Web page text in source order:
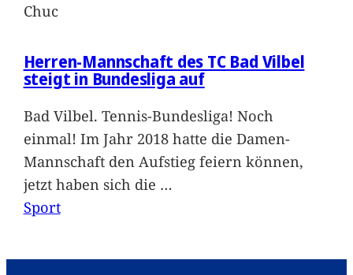
Chuc
Herren-Mannschaft des TC Bad Vilbel
steigt in Bundesliga auf
Bad Vilbel. Tennis-Bundesliga! Noch
einmal! Im Jahr 2018 hatte die Damen-
Mannschaft den Aufstieg feiern können,
jetzt haben sich die …
Sport